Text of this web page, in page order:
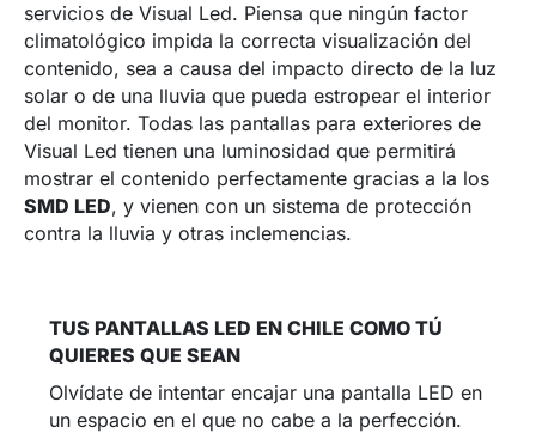
servicios de Visual Led. Piensa que ningún factor
climatológico impida la correcta visualización del
contenido, sea a causa del impacto directo de la luz
solar o de una lluvia que pueda estropear el interior
del monitor. Todas las pantallas para exteriores de
Visual Led tienen una luminosidad que permitirá
mostrar el contenido perfectamente gracias a la los
SMD LED, y vienen con un sistema de protección
contra la lluvia y otras inclemencias.
TUS PANTALLAS LED EN CHILE COMO TÚ
QUIERES QUE SEAN
Olvídate de intentar encajar una pantalla LED en
un espacio en el que no cabe a la perfección.